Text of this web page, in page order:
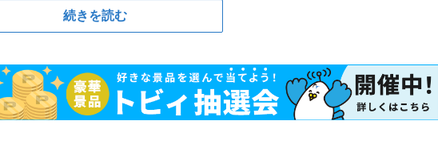
続きを読む